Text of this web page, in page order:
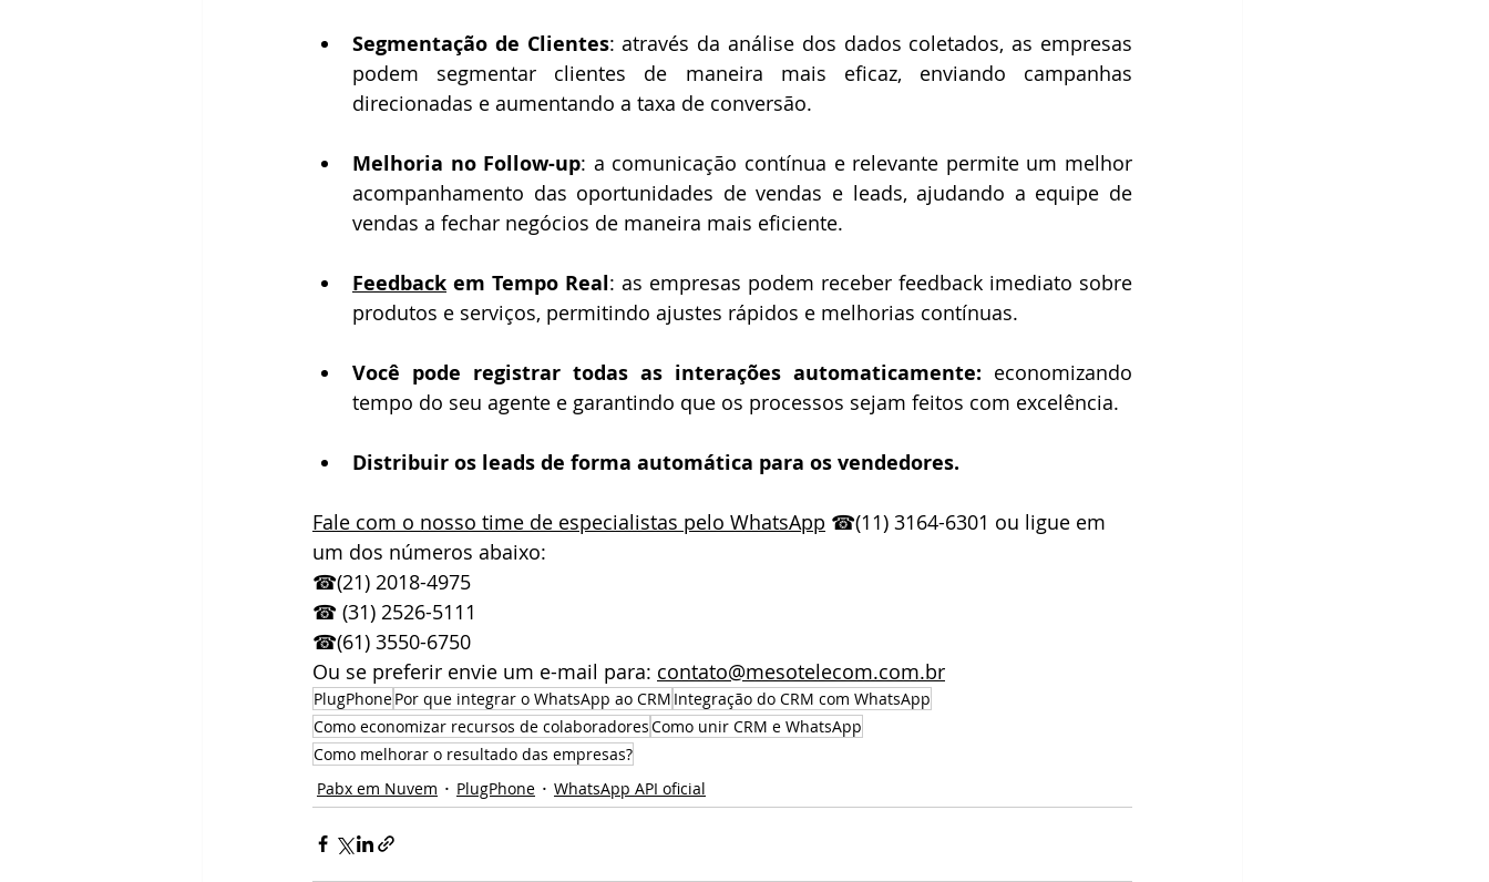
Segmentação de Clientes: através da análise dos dados coletados, as empresas
podem segmentar clientes de maneira mais eficaz, enviando campanhas
direcionadas e aumentando a taxa de conversão.
Melhoria no Follow-up: a comunicação contínua e relevante permite um melhor
acompanhamento das oportunidades de vendas e leads, ajudando a equipe de
vendas a fechar negócios de maneira mais eficiente.
Feedback em Tempo Real: as empresas podem receber feedback imediato sobre
produtos e serviços, permitindo ajustes rápidos e melhorias contínuas.
Você pode registrar todas as interações automaticamente: economizando
tempo do seu agente e garantindo que os processos sejam feitos com excelência.
Distribuir os leads de forma automática para os vendedores.
Fale com o nosso time de especialistas pelo WhatsApp ☎(11) 3164-6301 ou ligue em
um dos números abaixo:
☎(21) 2018-4975
☎ (31) 2526-5111
☎(61) 3550-6750
Ou se preferir envie um e-mail para: contato@mesotelecom.com.br
PlugPhonePor que integrar o WhatsApp ao CRM Integração do CRM com WhatsApp
Como economizar recursos de colaboradoresComo unir CRM e WhatsApp
Como melhorar o resultado das empresas?
Pabx em Nuvem
PlugPhone WhatsApp API oficial